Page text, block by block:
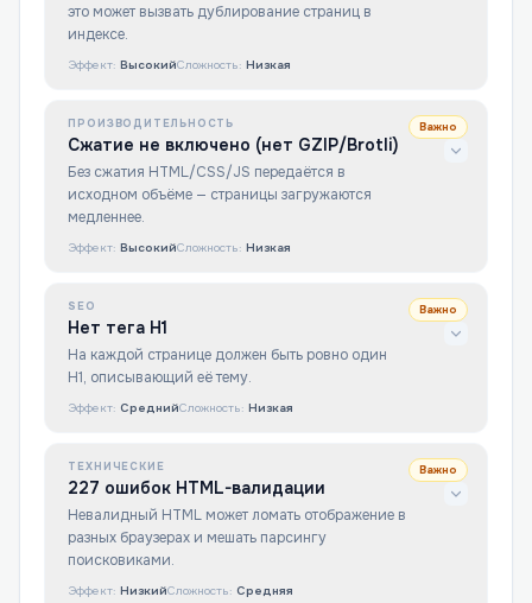
это может вызвать дублирование страниц в
индексе.
Эффект: ВысокийСложность: Низкая
ПРОИЗВОДИТЕЛЬНОСТЬ
Сжатие не включено (нет GZIP/Brotli)
Без сжатия HTML/CSS/JS передаётся в
исходном объёме — страницы загружаются
медленнее.
Важно
Эффект: ВысокийСложность: Низкая
SEO
Нет тега H1
На каждой странице должен быть ровно один
H1, описывающий её тему.
Важно
Эффект: СреднийСложность: Низкая
ТЕХНИЧЕСКИЕ
227 ошибок HTML-валидации
Невалидный HTML может ломать отображение в
разных браузерах и мешать парсингу
поисковиками.
Важно
Эффект: НизкийСложность: Средняя